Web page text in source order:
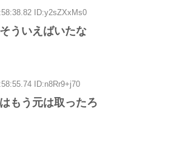
ID:y2sZXxMs0
ういえばいたな
ID:n8Rr9+j70
もう元は取ったろ